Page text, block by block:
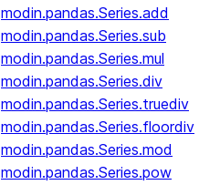
modin.pandas.Series.add
modin.pandas.Series.sub
modin.pandas.Series.mul
modin.pandas.Series.div
modin.pandas.Series.truediv
modin.pandas.Series.floordiv
modin.pandas.Series.mod
modin.pandas.Series.pow